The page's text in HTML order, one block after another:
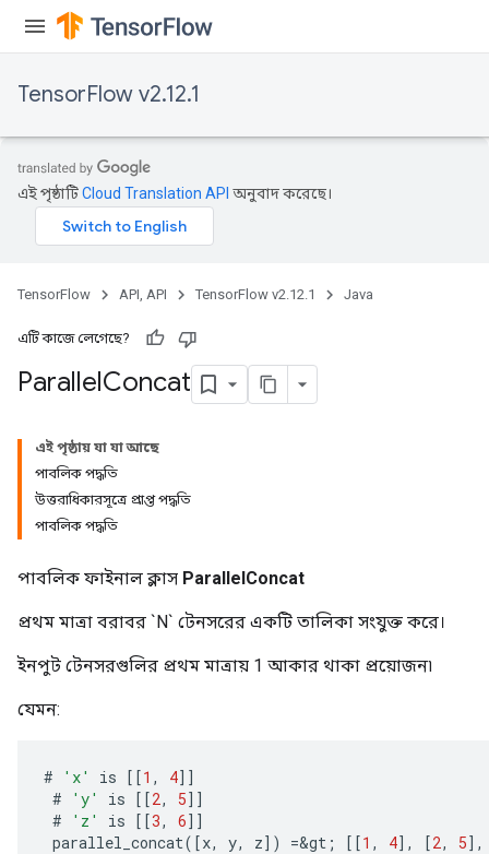
TensorFlow v2.12.1
এই পৃষ্ঠাটিCloud Translation API অনুবাদ করেছে।
TensorFlow API, API TensorFlow v2.12.1 Java
এটি কাজে লেগেছে?
ParallelConcat
এই পৃষ্ঠায় যা যা আছে
পাবলিক পদ্ধতি
উত্তরাধিকারসূত্রে প্রাপ্ত পদ্ধতি
পাবলিক পদ্ধতি
পাবলিক ফাইনাল ক্লাস ParallelConcat
প্রথম মাত্রা বরাবর `N` টেনসরের একটি তালিকা সংযুক্ত করে।
ইনপুট টেনসরগুলির প্রথম মাত্রায় 1 আকার থাকা প্রয়োজন৷
যেমন:
# 'x' is [[1 , 4]]
#
'y' is [[2, 5]]
#
'z' is [[3, 6]]
parallel_concat( [x, y, z] ) =&gt ; [[1 , 4] , [2, 5] ,